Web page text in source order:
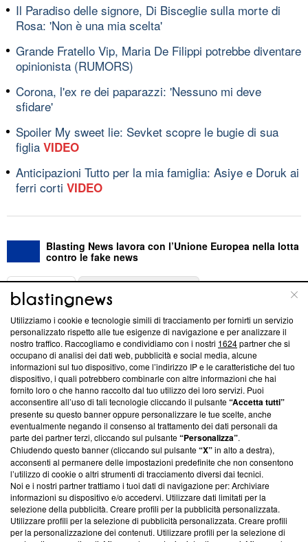
Il Paradiso delle signore, Di Bisceglie sulla morte di
Rosa: 'Non è una mia scelta'
Grande Fratello Vip, Maria De Filippi potrebbe diventare
opinionista (RUMORS)
Corona, l'ex re dei paparazzi: 'Nessuno mi deve
sfidare'
Spoiler My sweet lie: Sevket scopre le bugie di sua
figlia VIDEO
Anticipazioni Tutto per la mia famiglia: Asiye e Doruk ai
ferri corti VIDEO
Blasting News lavora con l’Unione Europea nella lotta
contro le fake news
ABOUT
Questa sezione offre informazioni trasparenti su Blasting
News, sui nostri processi editoriali e su come ci impegniamo a
creare news di qualità. Inoltre, afferma la nostra aderenza a
‘Trust Project - News with Integrity’Blasting News non è
ancora membro del programma, ma ha richiesto di farne
parte; Trust Project non ha ancora effettuato una verifica di
conformità agli standard.
Su di noi
Team editoriale
Corporate
Redazione
Informativa Privacy
Utilizziamo i cookie e tecnologie simili di tracciamento per fornirti un servizio
personalizzato rispetto alle tue esigenze di navigazione e per analizzare il
nostro traffico. Raccogliamo e condividiamo con i nostri 1624partner che si
occupano di analisi dei dati web, pubblicità e social media, alcune
informazioni sul tuo dispositivo, come l’indirizzo IP e le caratteristiche del tuo
dispositivo, i quali potrebbero combinarle con altre informazioni che hai
fornito loro o che hanno raccolto dal tuo utilizzo dei loro servizi. Puoi
acconsentire all’uso di tali tecnologie cliccando il pulsante“Accetta tutti”
presente su questo banner oppure personalizzare le tue scelte, anche
eventualmente negando il consenso al trattamento dei dati personali da
parte dei partner terzi, cliccando sul pulsante“Personalizza”.
Chiudendo questo banner (cliccando sul pulsante“X”in alto a destra),
acconsenti al permanere delle impostazioni predefinite che non consentono
l’utilizzo di cookie o altri strumenti di tracciamento diversi dai tecnici.
Noi e i nostri partner trattiamo i tuoi dati di navigazione per: Archiviare
informazioni su dispositivo e/o accedervi. Utilizzare dati limitati per la
selezione della pubblicità. Creare profili per la pubblicità personalizzata.
Utilizzare profili per la selezione di pubblicità personalizzata. Creare profili
per la personalizzazione dei contenuti. Utilizzare profili per la selezione di